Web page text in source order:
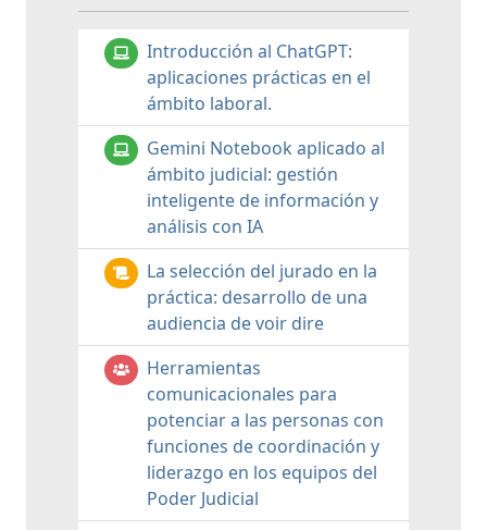
Introducción al ChatGPT:
aplicaciones prácticas en el
ámbito laboral.
Gemini Notebook aplicado al
ámbito judicial: gestión
inteligente de información y
análisis con IA
La selección del jurado en la
práctica: desarrollo de una
audiencia de voir dire
Herramientas
comunicacionales para
potenciar a las personas con
funciones de coordinación y
liderazgo en los equipos del
Poder Judicial